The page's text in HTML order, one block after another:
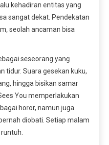
kehadiran entitas yang
sangat dekat. Pendekatan
seolah ancaman bisa
seseorang yang
tidur. Suara gesekan kuku,
hingga bisikan samar
You memperlakukan
horor, namun juga
diobati. Setiap malam